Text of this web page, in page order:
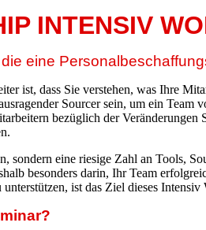
INTENSIV
eine
ist, dass Sie verstehen, was Ihre
Sourcer sein, um ein
bezüglich der
sondern eine riesige Zahl an Tools,
besonders darin, Ihr Team
ist das Ziel dieses Intensiv